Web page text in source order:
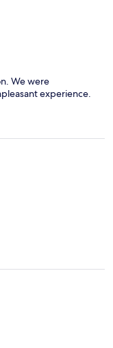
We were
experience.